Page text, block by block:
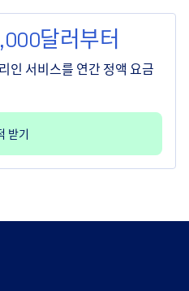
달러부터
인 서비스를 연간 정액 요금
받기